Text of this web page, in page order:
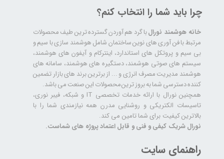
راهنمای سایت
چرا باید شما را انتخاب کنم؟
خانه هوشمند نورالبا گرد هم آوردن گسترده ترین طیف محصولات
مرتبط با فن آوری های نوین ساختمان شامل هوشمند سازی با سیم و
بی سیم و پروتکل های استاندارد، اینترکام و آیفون های هوشمند،
سیستم های صوتی هوشمند، دستگیره های هوشمند، سامانه های
هوشمند مدیریت مصرف انرژی و ... از برترین برند های بازار تضمین
کننده دسترسی شما به بروز ترین محصولات این صنعت می باشد.
همچنین نورال با ارائه خدمات تخصصی IT و شبکه، فیبر نوری،
تاسیسات الکتریکی و روشنایی مدرن همه نیازمندی شما را با
بالاترین کیفیت برای شما تامین می کند.
نورال شریک کیفی و فنی و قابل اعتماد پروژه های شماست.